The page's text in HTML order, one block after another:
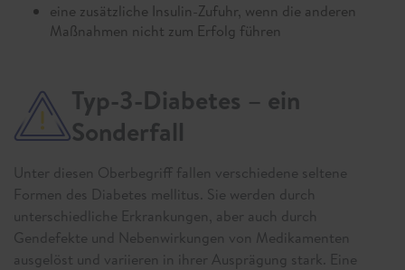
eine zusätzliche Insulin-Zufuhr, wenn die anderen
Maßnahmen nicht zum Erfolg führen
Typ-3-Diabetes – ein
Sonderfall
Unter diesen Oberbegriff fallen verschiedene seltene
Formen des Diabetes mellitus. Sie werden durch
unterschiedliche Erkrankungen, aber auch durch
Gendefekte und Nebenwirkungen von Medikamenten
ausgelöst und variieren in ihrer Ausprägung stark. Eine